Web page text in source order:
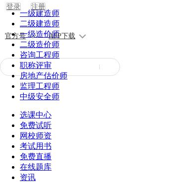
登录 注册
官方号 APP下载
一级建造师
二级建造师
一级造价师
二级造价师
咨询工程师
职称评审
房地产估价师
监理工程师
中级安全师
选课中心
免费试听
网校师资
考试用书
免费直播
在线题库
资讯